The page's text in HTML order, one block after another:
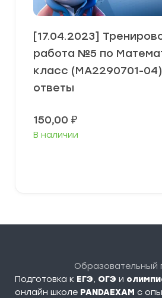
[17.04.2023]
работа №5 по
класс (МА2290701-
ответы
150,00 ₽
В наличии
Образовательный
Подготовка к ЕГЭ, ОГЭ и
онлайн школе PANDAEXAM c